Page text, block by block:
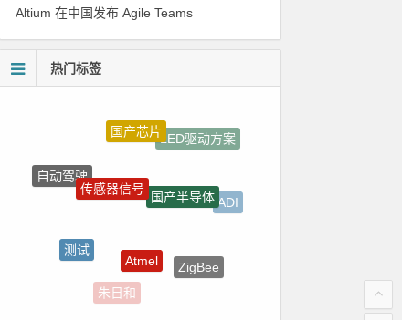
Altium 在中国发布 Agile Teams
热门标签
国产芯片
LED驱动方案
自动驾驶传感器信号
ADI
测试
ZigBee
朱日和